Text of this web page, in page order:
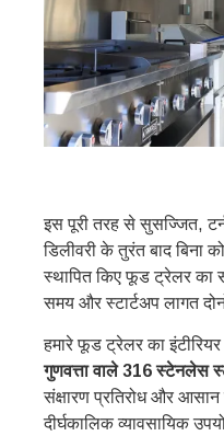
इस पूरी तरह से सुसज्जित,
डिलीवरी के तुरंत बाद बिना
स्थापित किए फूड ट्रेलर
समय और स्टार्टअप लागत
हमारे फूड ट्रेलर का
गुणवत्ता वाले 316 स्टेनलेस
संक्षारण प्रतिरोध और
दीर्घकालिक व्यावसायिक